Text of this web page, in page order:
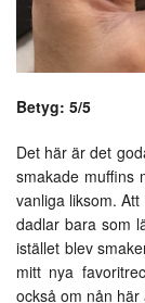
Betyg: 5/5
Det här är det
smakade muffins
vanliga liksom.
dadlar bara som
istället blev
mitt nya
också om nån